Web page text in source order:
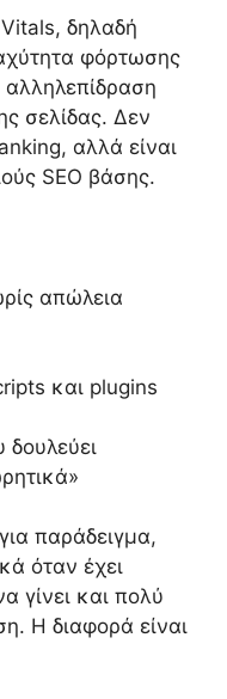
δηλαδή
φόρτωσης
σελίδας. Δεν
αλλά είναι
SEO βάσης.
απώλεια
και plugins
παράδειγμα,
όταν έχει
γίνει και πολύ
Η διαφορά είναι